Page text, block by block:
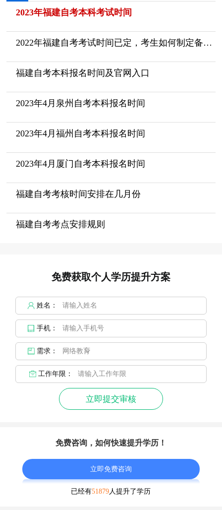
2023年福建自考本科考试时间
2022年福建自考考试时间已定，考生如何制定备考计划呢？
福建自考本科报名时间及官网入口
2023年4月泉州自考本科报名时间
2023年4月福州自考本科报名时间
2023年4月厦门自考本科报名时间
福建自考考核时间安排在几月份
福建自考考点安排规则
免费获取个人学历提升方案
姓名：
手机：
需求：
工作年限：
立即提交审核
免费咨询，如何快速提升学历！
立即免费咨询
已经有51879 人提升了学历